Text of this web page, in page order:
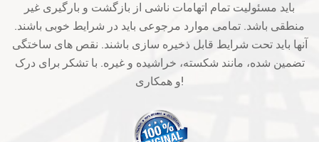
باید مسئولیت تمام اتهامات ناشی از بازگشت و بارگیری غیر
منطقی باشد. تمامی موارد مرجوعی باید در شرایط خوبی باشند.
آنها باید تحت شرایط قابل ذخیره سازی باشند. نقص های ساختگی
تضمین شده، مانند شکسته، خراشیده و غیره. با تشکر برای درک
و همکاری!